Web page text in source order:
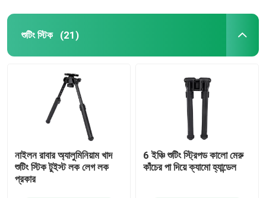
শুটিং স্টিক (21)
নাইলন রাবার অ্যালুমিনিয়াম খাদ
শুটিং স্টিক টুইস্ট লক লেগ লক
প্রকার
6 ইঞ্চি শুটিং স্ট্রিপড কালো মেরু
কাঁচের পা দিয়ে ক্যামো হ্যান্ডেল